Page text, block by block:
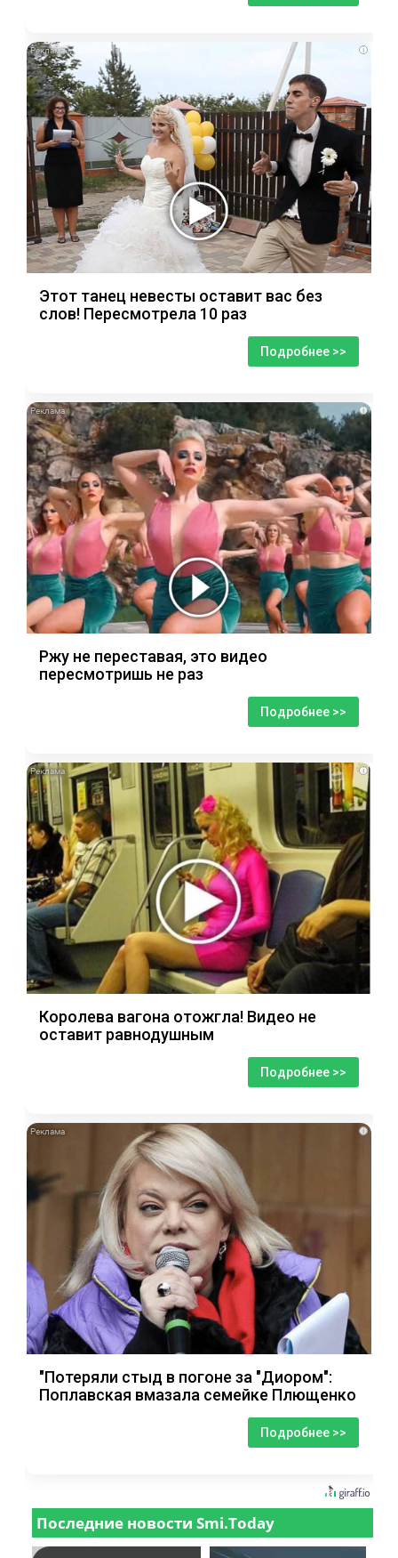
i
Этот танец невесты оставит вас без
слов! Пересмотрела 10 раз
Подробнее >>
i
Ржу не переставая, это видео
пересмотришь не раз
Подробнее >>
i
Королева вагона отожгла! Видео не
оставит равнодушным
Подробнее >>
i
"Потеряли стыд в погоне за "Диором":
Поплавская вмазала семейке Плющенко
Подробнее >>